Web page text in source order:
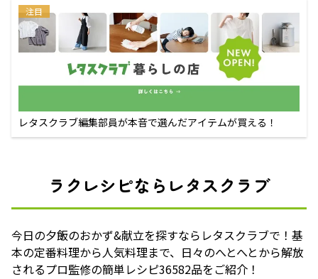
注目
レタスクラブ編集部員が本音で選んだアイテムが買える！
ラクレシピならレタスクラブ
今日の夕飯のおかず&献立を探すならレタスクラブで！基
本の定番料理から人気料理まで、日々のへとへとから解放
されるプロ監修の簡単レシピ36582品をご紹介！